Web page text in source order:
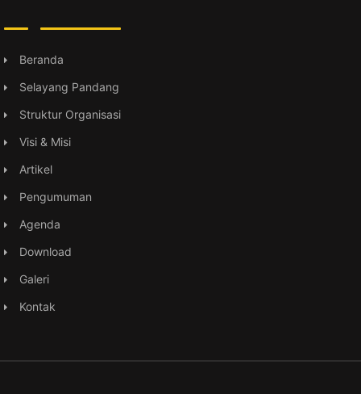
Beranda
Selayang Pandang
Struktur Organisasi
Visi & Misi
Artikel
Pengumuman
Agenda
Download
Galeri
Kontak